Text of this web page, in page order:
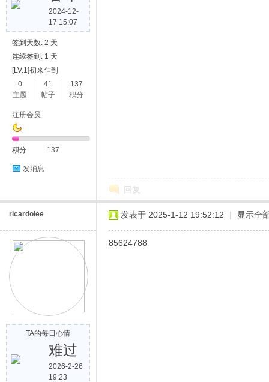
2024-12-
17 15:07
签到天数: 2 天
连续签到: 1 天
[LV.1]初来乍到
0
主题
41
帖子
137
积分
注册会员
积分 137
发消息
回复
ricardolee
TA的每日心情
难过
2026-2-26
19:23
发表于 2025-1-12 19:52:12 | 显示全
85624788